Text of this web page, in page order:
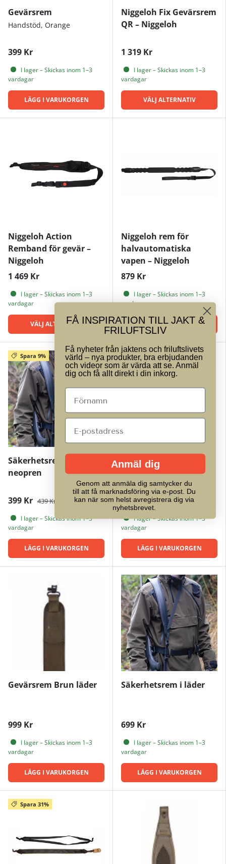
Gevärsrem
Handstöd, Orange
399 Kr
I lager – Skickas inom 1–3
vardagar
LÄGG I VARUKORGEN
Niggeloh Fix Gevärsrem
QR – Niggeloh
1 319 Kr
I lager – Skickas inom 1–3
vardagar
VÄLJ ALTERNATIV
Niggeloh Action
Remband för gevär –
Niggeloh
1 469 Kr
I lager – Skickas inom 1–3
vardagar
VÄLJ ALTERNATIV
Niggeloh rem för
halvautomatiska
vapen – Niggeloh
879 Kr
I lager – Skickas inom 1–3
vardagar
VÄLJ ALTERNATIV
Spara 9%
Säkerhetsrem i
neopren
399 Kr 439 Kr
I lager – Skickas inom 1–3
vardagar
LÄGG I VARUKORGEN
Gevärsrem i svart läder
949 Kr
I lager – Skickas inom 1–3
vardagar
LÄGG I VARUKORGEN
Gevärsrem Brun läder
999 Kr
I lager – Skickas inom 1–3
vardagar
LÄGG I VARUKORGEN
Säkerhetsrem i läder
699 Kr
I lager – Skickas inom 1–3
vardagar
LÄGG I VARUKORGEN
Spara 31%
FÅ INSPIRATION TILL JAKT &
FRILUFTSLIV
Få nyheter från jaktens och friluftslivets
värld – nya produkter, bra erbjudanden
och videor som är värda att se. Anmäl
dig och få allt direkt i din inkorg.
Anmäl dig
Genom att anmäla dig samtycker du
till att få marknadsföring via e-post. Du
kan när som helst avregistrera dig via
nyhetsbrevet.